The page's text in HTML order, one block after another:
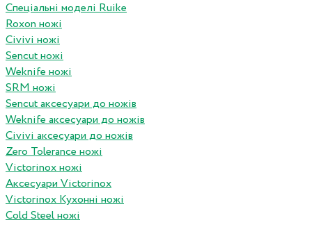
Спеціальні моделі Ruike
Roxon ножi
Civivi ножі
Sencut ножі
Weknife ножі
SRM ножі
Sencut аксесуари до ножів
Weknife аксесуари до ножів
Civivi аксесуари до ножів
Zero Tolerance ножі
Victorinox ножі
Аксесуари Victorinox
Victorinox Кухонні ножі
Cold Steel ножі